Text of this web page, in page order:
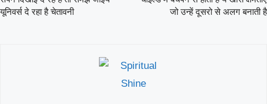
यूनिवर्स दे रहा है चेतावनी
जो उन्हें दूसरो से अलग बनाती है